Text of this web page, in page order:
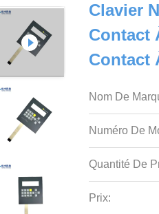
Clavier
Contact
Contact
Nom De
Numéro De
Quantité De
Prix: